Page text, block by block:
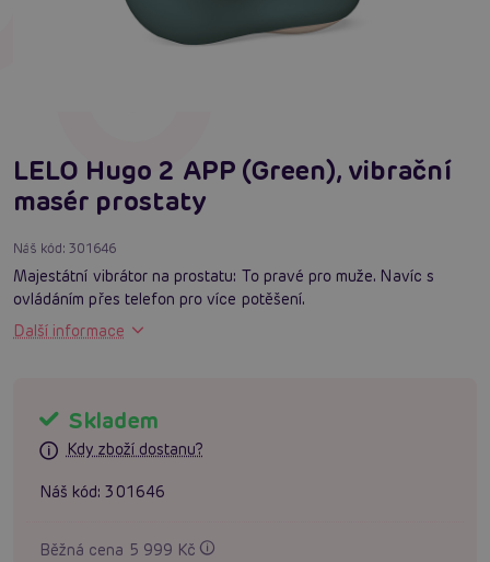
LELO Hugo 2 APP (Green), vibrační
masér prostaty
Náš kód:301646
Majestátní vibrátor na prostatu: To pravé pro muže. Navíc s
ovládáním přes telefon pro více potěšení.
Další informace
Skladem
Kdy zboží dostanu?
Náš kód: 301646
Běžná cena 5 999 Kč